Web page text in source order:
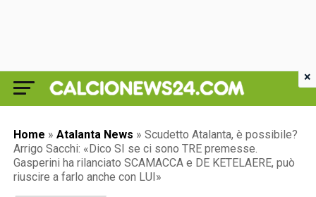
Home » Atalanta News » Scudetto Atalanta, è possibile?
Arrigo Sacchi: «Dico SI se ci sono TRE premesse.
Gasperini ha rilanciato SCAMACCA e DE KETELAERE, può
riuscire a farlo anche con LUI»
×